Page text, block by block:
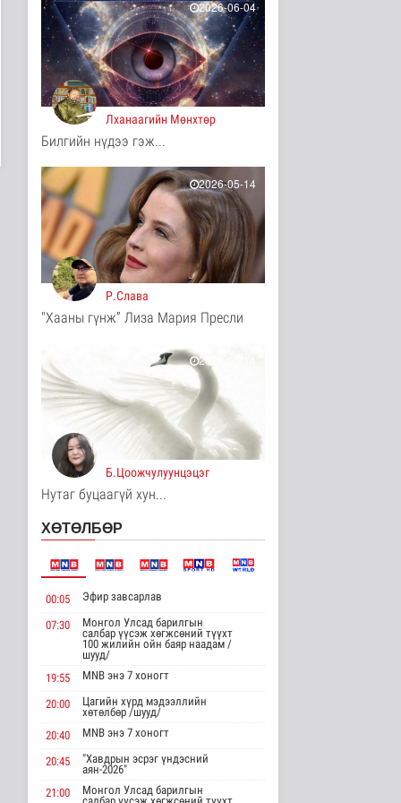
11 цаг 54 минутын өмнө
Ц.Идэрбат: Мал
эмнэлгийн салбарын
өрсөлдөх чадва..
Нийгэм
11 цаг 3 минутын өмнө
салбарт “Oxus Metals
Улс төр
11 цаг 17 минутын өмнө
COP17 хурлын үеэр
"Нарантуул",
"Дүнжингарав" худ..
Нийгэм
11 цаг 25 минутын өмнө
Европ дахь "Монгол гэр"
Энтертайнмент
12 цаг 34 минутын өмнө
Унгар Улс эрчим хүчээ
хэмнэх зорилгоор
хязгаарла..
Дэлхийд
12 цаг 48 минутын өмнө
жолооны болон..
Нийгэм
12 цаг 52 минутын өмнө
баатарлаг тууль" эрдэм
шин..
Танин мэдэхүй
12 цаг 4 минутын өмнө
МҮОНРТ-ийн Үндэсний
зөвлөлийн даргаар
Н.Монсор д..
12 цаг 8 минутын өмнө
АНУ полисиликон
2026-06-04
Лханаагийн Мөнхтөр
Билгийн нүдээ гэж...
2026-05-14
Р.Слава
"Хааны гүнж” Лиза Мария Пресли
2026-05-14
Б.Цоожчулуунцэцэг
Нутаг буцаагүй хун...
ХӨТӨЛБӨР
00:05 Эфир завсарлав
07:30
Монгол Улсад барилгын
салбар үүсэж хөгжсөний түүхт
100 жилийн ойн баяр наадам /
шууд/
19:55
MNB энэ 7 хоногт
20:00
Цагийн хүрд мэдээллийн
хөтөлбөр /шууд/
20:40
MNB энэ 7 хоногт
20:45
"Хавдрын эсрэг үндэсний
аян-2026"
21:00
Монгол Улсад барилгын